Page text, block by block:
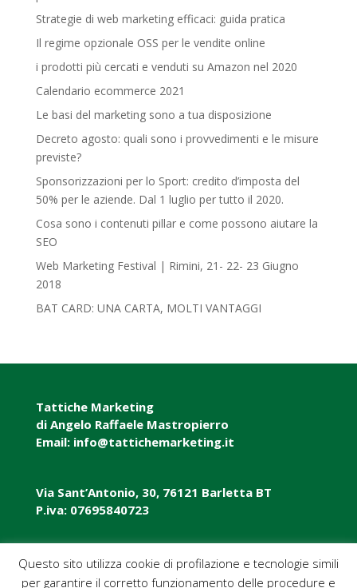
Strategie di web marketing efficaci: guida pratica
Il regime opzionale OSS per le vendite online
i prodotti più cercati e venduti su Amazon nel 2020
Calendario ecommerce 2021
Le basi del marketing sono a tua disposizione
Decreto agosto: quali sono i provvedimenti e le misure
previste?
Sponsorizzazioni per lo Sport: credito d’imposta del
50% per le aziende. Dal 1 luglio per tutto il 2020.
Cosa sono i contenuti pillar e come possono aiutare la
SEO
Web Marketing Festival | Rimini, 21- 22- 23 Giugno
2018‎
BAT CARD: UNA CARTA, MOLTI VANTAGGI
Tattiche Marketing
di Angelo Raffaele Mastropierro
Email: info@tattichemarketing.it
Via Sant’Antonio, 30, 76121 Barletta BT
P.iva: 07695840723
P.iva: 07695840723
Questo sito utilizza cookie di profilazione e tecnologie simili
per garantire il corretto funzionamento delle procedure e